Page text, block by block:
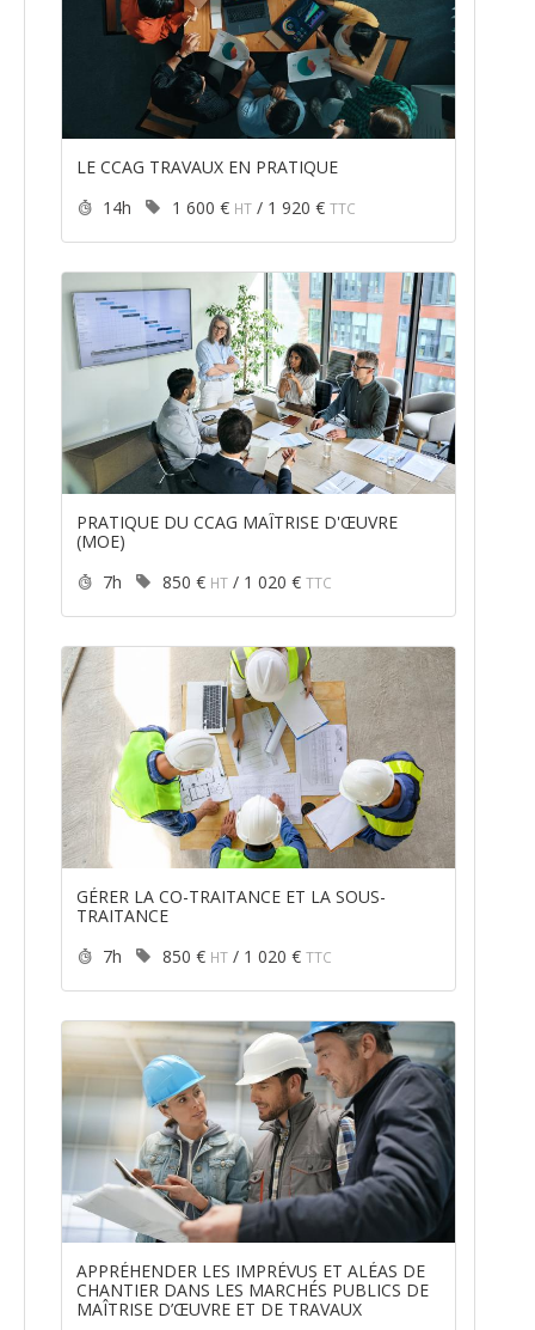
LE CCAG TRAVAUX EN PRATIQUE
Durée :
14h Prix :
1 600 € HT / 1 920 € TTC
PRATIQUE DU CCAG MAÎTRISE D'ŒUVRE
(MOE)
Durée :
7h Prix :
850 € HT / 1 020 € TTC
GÉRER LA CO-TRAITANCE ET LA SOUS-
TRAITANCE
Durée :
7h Prix :
850 € HT / 1 020 € TTC
APPRÉHENDER LES IMPRÉVUS ET ALÉAS DE
CHANTIER DANS LES MARCHÉS PUBLICS DE
MAÎTRISE D’ŒUVRE ET DE TRAVAUX